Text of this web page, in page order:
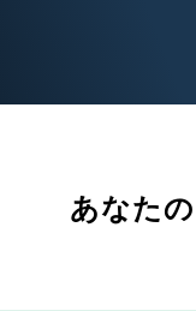
あなたの